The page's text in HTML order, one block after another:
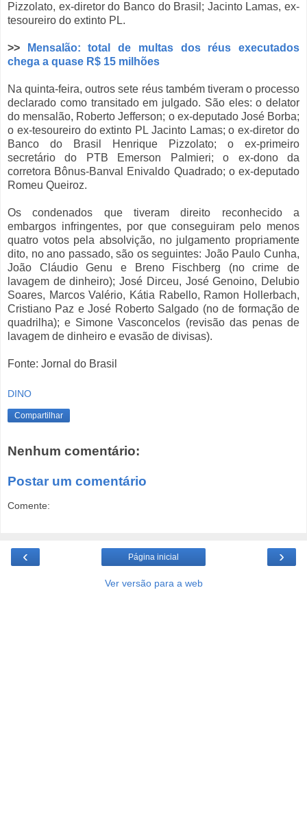
Pizzolato, ex-diretor do Banco do Brasil; Jacinto Lamas, ex-
tesoureiro do extinto PL.
>>
Mensalão: total de multas dos réus executados
chega a quase R$ 15 milhões
Na quinta-feira, outros sete réus também tiveram o processo
declarado como transitado em julgado. São eles: o delator
do mensalão, Roberto Jefferson; o ex-deputado José Borba;
o ex-tesoureiro do extinto PL Jacinto Lamas; o ex-diretor do
Banco do Brasil Henrique Pizzolato; o ex-primeiro
secretário do PTB Emerson Palmieri; o ex-dono da
corretora Bônus-Banval Enivaldo Quadrado; o ex-deputado
Romeu Queiroz.
Os condenados que tiveram direito reconhecido a
embargos infringentes, por que conseguiram pelo menos
quatro votos pela absolvição, no julgamento propriamente
dito, no ano passado, são os seguintes: João Paulo Cunha,
João Cláudio Genu e Breno Fischberg (no crime de
lavagem de dinheiro); José Dirceu, José Genoino, Delubio
Soares, Marcos Valério, Kátia Rabello, Ramon Hollerbach,
Cristiano Paz e José Roberto Salgado (no de formação de
quadrilha); e Simone Vasconcelos (revisão das penas de
lavagem de dinheiro e evasão de divisas).
Fonte: Jornal do Brasil
DINO
Compartilhar
Nenhum comentário:
Postar um comentário
Comente:
‹ ›
Página inicial
Ver versão para a web